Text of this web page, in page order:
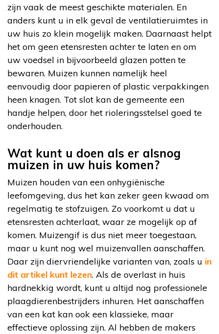
zijn vaak de meest geschikte materialen. En
anders kunt u in elk geval de ventilatieruimtes in
uw huis zo klein mogelijk maken. Daarnaast helpt
het om geen etensresten achter te laten en om
uw voedsel in bijvoorbeeld glazen potten te
bewaren. Muizen kunnen namelijk heel
eenvoudig door papieren of plastic verpakkingen
heen knagen. Tot slot kan de gemeente een
handje helpen, door het rioleringsstelsel goed te
onderhouden.
Wat kunt u doen als er alsnog
muizen in uw huis komen?
Muizen houden van een onhygiënische
leefomgeving, dus het kan zeker geen kwaad om
regelmatig te stofzuigen. Zo voorkomt u dat u
etensresten achterlaat, waar ze mogelijk op af
komen. Muizengif is dus niet meer toegestaan,
maar u kunt nog wel muizenvallen aanschaffen.
Daar zijn diervriendelijke varianten van, zoals u in
dit artikel kunt lezen. Als de overlast in huis
hardnekkig wordt, kunt u altijd nog professionele
plaagdierenbestrijders inhuren. Het aanschaffen
van een kat kan ook een klassieke, maar
effectieve oplossing zijn. Al hebben de makers